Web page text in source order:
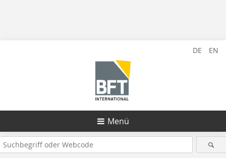
DE EN
Menü